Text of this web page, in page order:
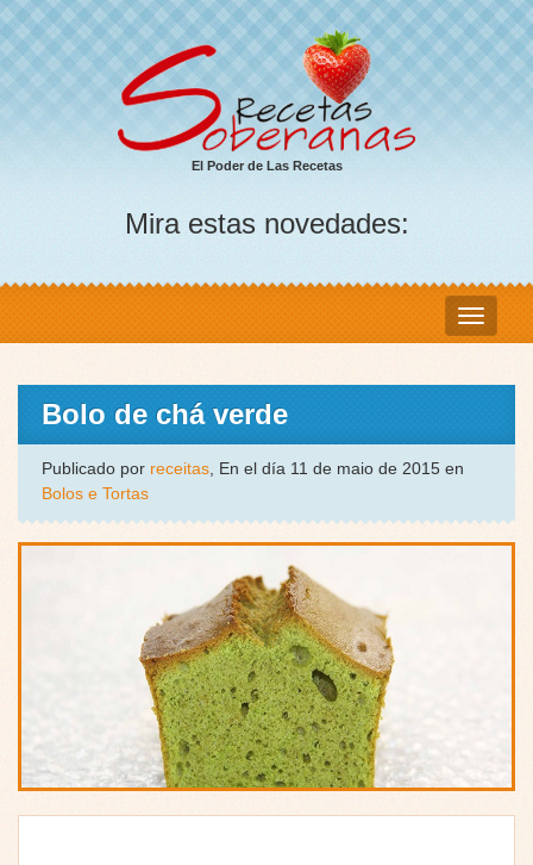
El Poder de Las Recetas
Mira estas novedades:
Bolo de chá verde
Publicado por receitas, En el día 11 de maio de 2015 en
Bolos e Tortas